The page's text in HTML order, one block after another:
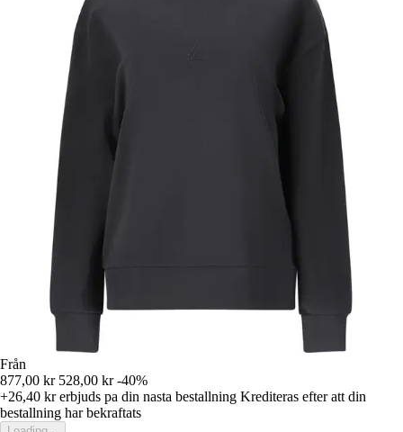
Från
877,00 kr 528,00 kr -40%
+26,40 krerbjuds pa din nasta bestallning Krediteras efter att din
bestallning har bekraftats